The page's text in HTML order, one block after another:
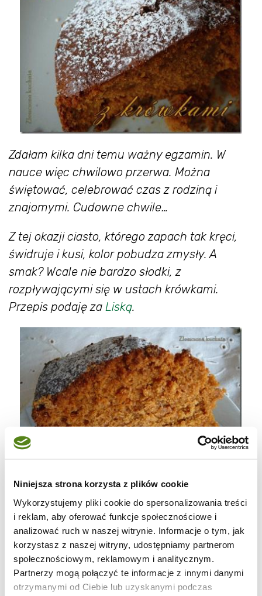
Niniejsza strona korzysta z plików cookie
Wykorzystujemy pliki cookie do spersonalizowania treści
i reklam, aby oferować funkcje społecznościowe i
analizować ruch w naszej witrynie. Informacje o tym, jak
korzystasz z naszej witryny, udostępniamy partnerom
społecznościowym, reklamowym i analitycznym.
Partnerzy mogą połączyć te informacje z innymi danymi
otrzymanymi od Ciebie lub uzyskanymi podczas
Zdałam kilka dni temu ważny egzamin. W
nauce więc chwilowo przerwa. Można
świętować, celebrować czas z rodziną i
znajomymi. Cudowne chwile…
Z tej okazji ciasto, którego zapach tak kręci,
świdruje i kusi, kolor pobudza zmysły. A
smak? Wcale nie bardzo słodki, z
rozpływającymi się w ustach krówkami.
Przepis podaję za Liską.
Składniki:
200 g cukru
125 ml śmietany (u mnie 30% UHT)
125 ml mleka